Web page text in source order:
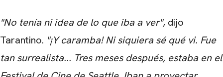
"No tenía ni idea de lo que iba a ver", dijo
Tarantino. "¡Y caramba! Ni siquiera sé qué vi. Fue
tan surrealista... Tres meses después, estaba en el